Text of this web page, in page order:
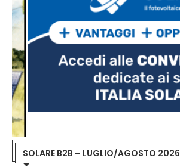
SOLARE B2B – LUGLIO/AGOSTO 2026